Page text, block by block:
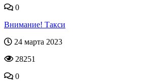
0
Внимание! Такси
24 марта 2023
28251
0